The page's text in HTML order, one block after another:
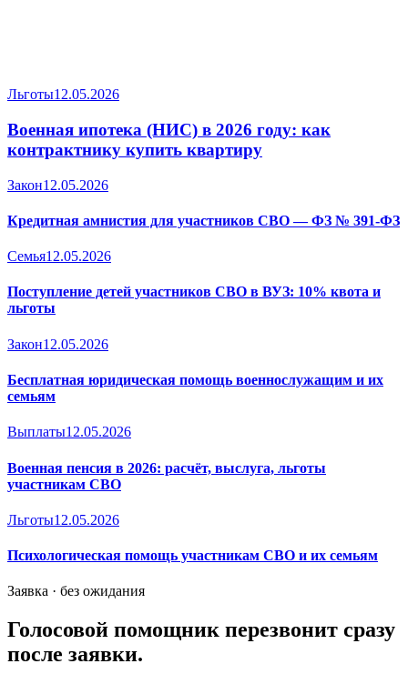
Льготы12.05.2026
Военная ипотека (НИС) в 2026 году: как
контрактнику купить квартиру
Закон12.05.2026
Кредитная амнистия для участников СВО — ФЗ № 391-ФЗ
Семья12.05.2026
Поступление детей участников СВО в ВУЗ: 10% квота и
льготы
Закон12.05.2026
Бесплатная юридическая помощь военнослужащим и их
семьям
Выплаты12.05.2026
Военная пенсия в 2026: расчёт, выслуга, льготы
участникам СВО
Льготы12.05.2026
Психологическая помощь участникам СВО и их семьям
Заявка · без ожидания
Голосовой помощник перезвонит сразу
после заявки.